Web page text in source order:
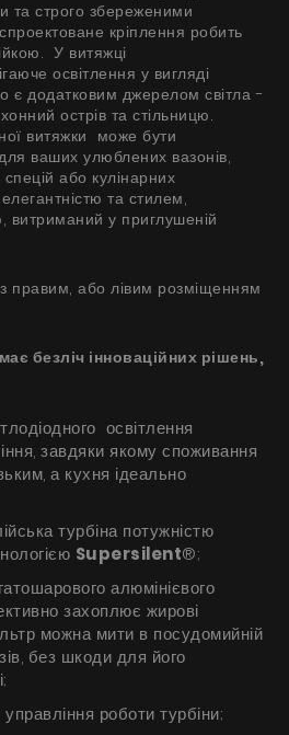
даху будинку
межами кухнної кімнати
питання
ВСЕ
та строго збереженими
кріплення робить
У витяжці
освітлення у вигляді
є додатковим джерелом світла -
острів та стільницю.
витяжки може бути
ваших улюблених вазонів,
або кулінарних
та стилем,
у приглушеній
правим, або лівим розміщенням
безліч інноваційних рішень,
освітлення
завдяки якому споживання
а кухня ідеально
турбіна потужністю
Supersilent®;
алюмінієвого
захоплює жирові
можна мити в посудомийній
без шкоди для його
роботи турбіни;